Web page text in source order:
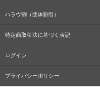
ハラウ割（団体割引）
特定商取引法に基づく表記
ログイン
プライバシーポリシー